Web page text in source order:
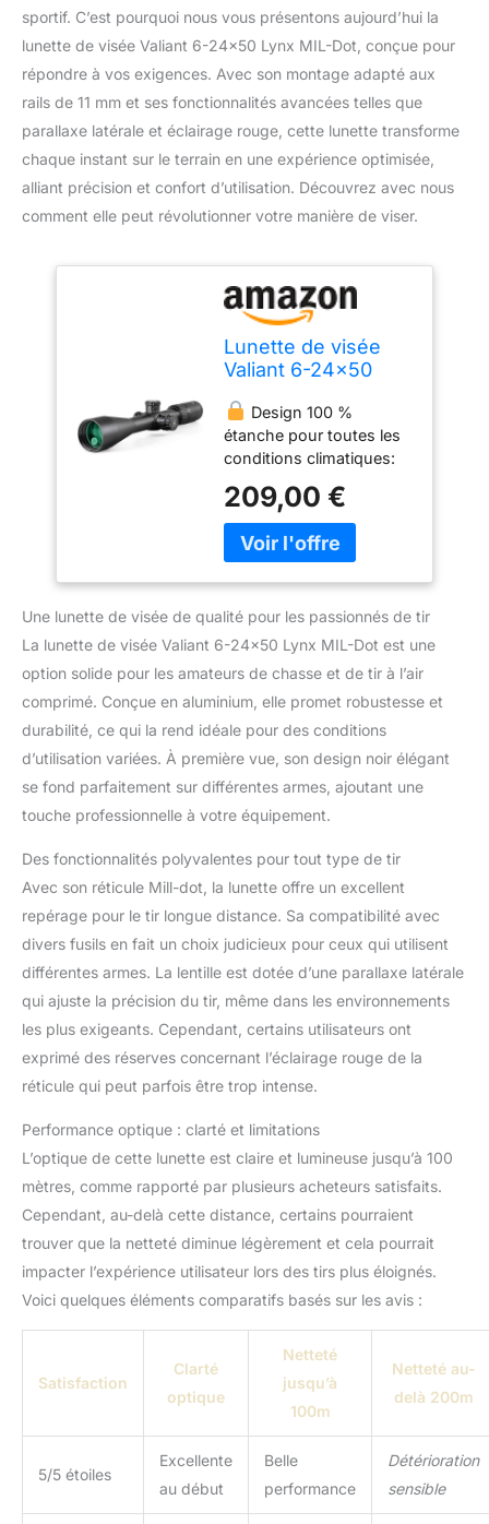
sportif. C’est pourquoi nous vous présentons aujourd’hui la
lunette de visée Valiant 6-24×50 Lynx MIL-Dot, conçue pour
répondre à vos exigences. Avec son montage adapté aux
rails de 11 mm et ses fonctionnalités avancées telles que
parallaxe latérale et éclairage rouge, cette lunette transforme
chaque instant sur le terrain en une expérience optimisée,
alliant précision et confort d’utilisation. Découvrez avec nous
comment elle peut révolutionner votre manière de viser.
Lunette de visée
Valiant 6-24x50
Montage pour Rail
de 11 mm, parallaxe
latérale, éclairage
Rouge, pour
Carabine à air
comprimé et Fusil
de Chasse
Design 100 %
étanche pour toutes les
conditions climatiques:
est protégée contre
l'humidité, la pluie et la
neige grâce à son
de buée. Conservez une
vision claire dans toutes
les situations.
réticule rouge: Le réticule
situé dans le deuxième
plan focal offre 11
niveaux d’intensité
lumineuse rouge. Idéal
pour une précision
basse lumière.
Excellente visibilité et
champ de vision élargi:
Le tube de 30 mm
assure une transmission
lumineuse accrue et un
champ de vision plus
large. Parfait pour viser
avec précision à longue
distance.
Construction robuste en
aluminium aéronautique
conception hautement
résistante garantit
fiabilité et durabilité,
même dans des
conditions extrêmes.
Cette lunette de visée est
conçue pour répondre
aux exigences les plus
rigoureuses.
Revêtement antireflet
pour une vision claire:
Les lentilles avec
offrent une image nette
et des couleurs
naturelles, même en
209,00 €
Une lunette de visée de qualité pour les passionnés de tir
La lunette de visée Valiant 6-24×50 Lynx MIL-Dot est une
option solide pour les amateurs de chasse et de tir à l’air
comprimé. Conçue en aluminium, elle promet robustesse et
durabilité, ce qui la rend idéale pour des conditions
d’utilisation variées. À première vue, son design noir élégant
se fond parfaitement sur différentes armes, ajoutant une
touche professionnelle à votre équipement.
Des fonctionnalités polyvalentes pour tout type de tir
Avec son réticule Mill-dot, la lunette offre un excellent
repérage pour le tir longue distance. Sa compatibilité avec
divers fusils en fait un choix judicieux pour ceux qui utilisent
différentes armes. La lentille est dotée d’une parallaxe latérale
qui ajuste la précision du tir, même dans les environnements
les plus exigeants. Cependant, certains utilisateurs ont
exprimé des réserves concernant l’éclairage rouge de la
réticule qui peut parfois être trop intense.
Performance optique : clarté et limitations
L’optique de cette lunette est claire et lumineuse jusqu’à 100
mètres, comme rapporté par plusieurs acheteurs satisfaits.
Cependant, au-delà cette distance, certains pourraient
trouver que la netteté diminue légèrement et cela pourrait
impacter l’expérience utilisateur lors des tirs plus éloignés.
Voici quelques éléments comparatifs basés sur les avis :
Satisfaction
Clarté
optique
Netteté
jusqu’à
100m
Netteté au-
delà 200m
5/5 étoiles
Excellente
au début
Belle
performance
Détérioration
sensible